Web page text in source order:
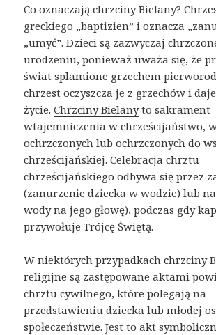
Co oznaczają chrzciny Bielany?
greckiego „baptizien” i oznacza
„umyć”. Dzieci są zazwyczaj
urodzeniu, ponieważ uważa się, że
świat splamione grzechem
chrzest oczyszcza je z grzechów i
życie.Chrzciny Bielanyto sakrament
wtajemniczenia w chrześcijaństwo,
ochrzczonych lub ochrzczonych do
chrześcijańskiej. Celebracja chrztu
chrześcijańskiego odbywa się przez
(zanurzenie dziecka w wodzie) lub
wody na jego głowę), podczas gdy
przywołuje Trójcę Świętą.
W niektórych przypadkach chrzciny
religijne są zastępowane aktami
chrztu cywilnego, które polegają na
przedstawieniu dziecka lub młodej
społeczeństwie. Jest to akt